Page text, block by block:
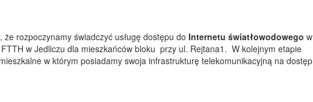
rozpoczynamy świadczyć usługę dostępu do Internetu światłowodowego w
FTTH w Jedliczu dla mieszkańców bloku przy ul. Rejtana1. W kolejnym etapie
w którym posiadamy swoja infrastrukturę telekomunikacyjną na dostęp